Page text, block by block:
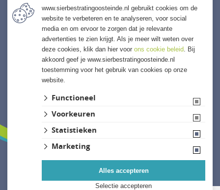
5 augustus 2026
"Snelle levering mogelijk gemaakt
en ook kwaliteits levering."
previous next
Website ontwikkeld door Lined
www.sierbestratingoosteinde.nl gebruikt cookies om de
website te verbeteren en te analyseren, voor social
media en om ervoor te zorgen dat je relevante
advertenties te zien krijgt. Als je meer wilt weten over
deze cookies, klik dan hier voor ons cookie beleid. Bij
akkoord geef je www.sierbestratingoosteinde.nl
toestemming voor het gebruik van cookies op onze
website.
Functioneel
Voorkeuren
Statistieken
Marketing
Selectie accepteren
Alles accepteren